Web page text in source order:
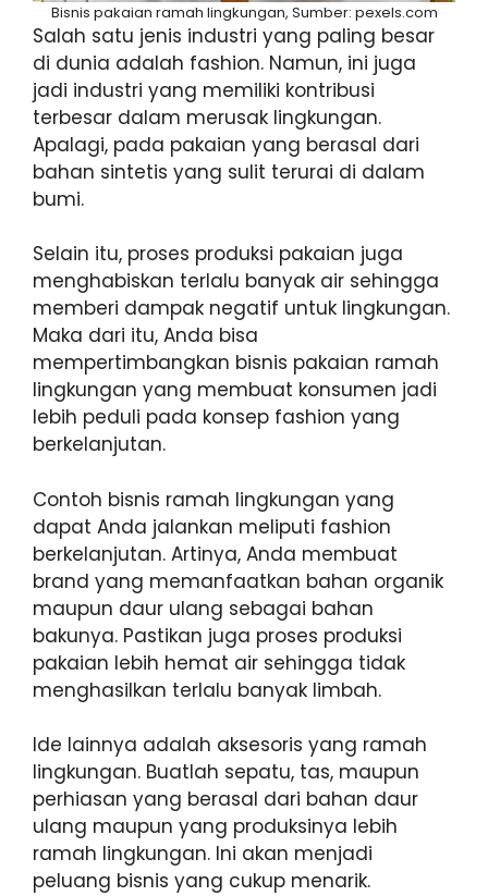
Bisnis pakaian ramah lingkungan, Sumber: pexels.com
Salah satu jenis industri yang paling besar
di dunia adalah fashion. Namun, ini juga
jadi industri yang memiliki kontribusi
terbesar dalam merusak lingkungan.
Apalagi, pada pakaian yang berasal dari
bahan sintetis yang sulit terurai di dalam
bumi.
Selain itu, proses produksi pakaian juga
menghabiskan terlalu banyak air sehingga
memberi dampak negatif untuk lingkungan.
Maka dari itu, Anda bisa
mempertimbangkan bisnis pakaian ramah
lingkungan yang membuat konsumen jadi
lebih peduli pada konsep fashion yang
berkelanjutan.
Contoh bisnis ramah lingkungan yang
dapat Anda jalankan meliputi fashion
berkelanjutan. Artinya, Anda membuat
brand yang memanfaatkan bahan organik
maupun daur ulang sebagai bahan
bakunya. Pastikan juga proses produksi
pakaian lebih hemat air sehingga tidak
menghasilkan terlalu banyak limbah.
Ide lainnya adalah aksesoris yang ramah
lingkungan. Buatlah sepatu, tas, maupun
perhiasan yang berasal dari bahan daur
ulang maupun yang produksinya lebih
ramah lingkungan. Ini akan menjadi
peluang bisnis yang cukup menarik.